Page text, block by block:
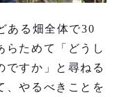
ある畑全体で30
らためて「どうし
ですか」と尋ねる
、やるべきことを